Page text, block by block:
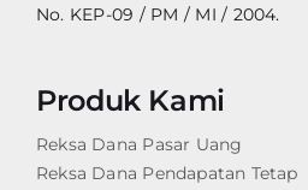
No. KEP-09 / PM / MI / 2004.
Produk Kami
Reksa Dana Pasar Uang
Reksa Dana Pendapatan Tetap